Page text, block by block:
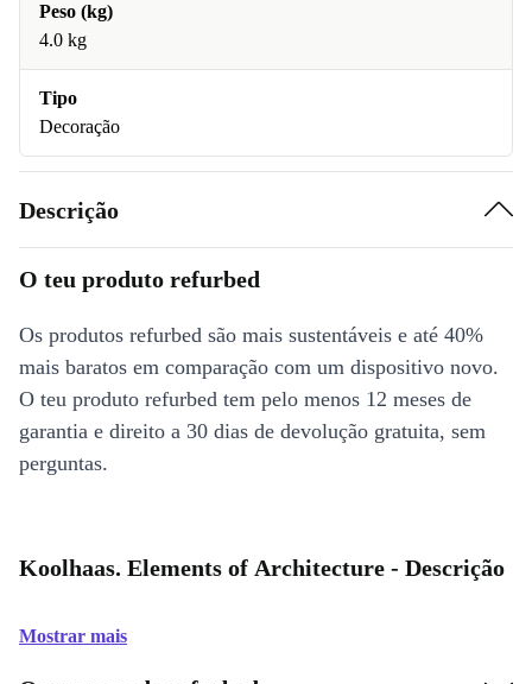
Peso (kg)
4.0 kg
Tipo
Decoração
Descrição
O teu produto refurbed
Os produtos refurbed são mais sustentáveis e até 40%
mais baratos em comparação com um dispositivo novo.
O teu produto refurbed tem pelo menos 12 meses de
garantia e direito a 30 dias de devolução gratuita, sem
perguntas.
Koolhaas. Elements of Architecture - Descrição
Mostrar mais